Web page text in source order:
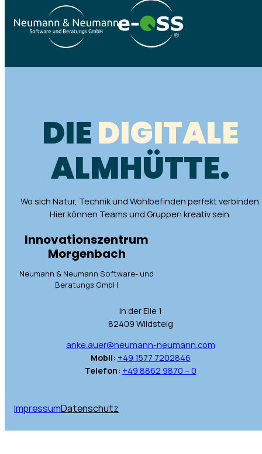
DIEDIGITALE
ALMHÜTTE.
Wo sich Natur, Technik und Wohlbefinden perfekt verbinden.
Hier können Teams und Gruppen kreativ sein.
Innovationszentrum
Morgenbach
Neumann & Neumann Software- und
Beratungs GmbH
In der Elle 1
82409 Wildsteig
anke.auer@neumann-neumann.com
Mobil: +49 1577 7202846
Telefon: +49 8862 9870 – 0
ImpressumDatenschutz